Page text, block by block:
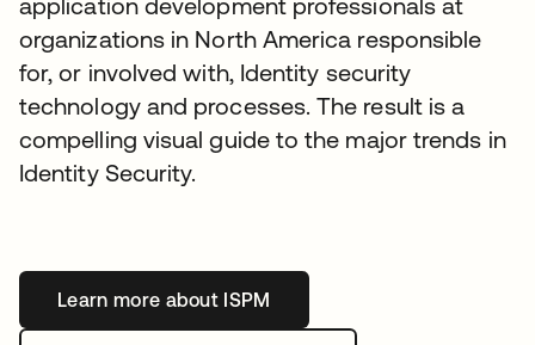
organizations in North America responsible
for, or involved with, Identity security
technology and processes. The result is a
compelling visual guide to the major trends in
Identity Security.
Learn more about ISPMs’ouvre dans un nouvel onglet